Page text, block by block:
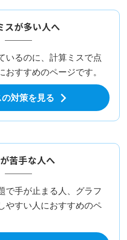
スが多い人へ
るのに、計算ミスで点
おすすめのページです。
対策を見る
苦手な人へ
手が止まる人、グラフ
やすい人におすすめのペ